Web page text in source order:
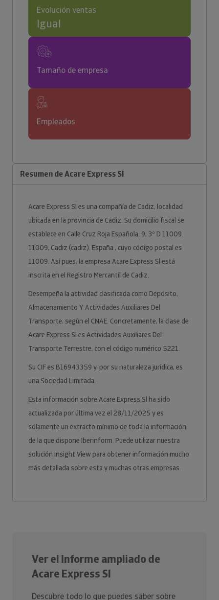
Evolución ventas
Igual
Tamaño de empresa
Empleados
Resumen de Acare Express Sl
Acare Express Sl es una compañía de Cadiz, localidad
ubicada en la provincia de Cadiz. Su domicilio fiscal se
establece en Calle Cruz Roja Española, 9, 3º D 11009.
11009, Cadiz (cadiz). España., cuyo código postal es
11009. Así pues, la empresa Acare Express Sl está
inscrita en el Registro Mercantil de Cadiz.
Desempeña la actividad clasificada como Depósito,
Almacenamiento Y Actividades Auxiliares Del
Transporte, según el CNAE. Concretamente, la clase de
Acare Express Sl es Actividades Auxiliares Del
Transporte Terrestre, con el código numérico 5221.
Su CIF es B16943359 y, por su naturaleza jurídica, es
una Sociedad Limitada.
Esta información sobre Acare Express Sl ha sido
actualizada por última vez el 28/11/2025 y es
sólamente un extracto mínimo de toda la información
de la que dispone Iberinform. Puede utilizar nuestra
solución Insight View para obtener información mucho
más detallada sobre esta y muchas otras empresas.
Ver el Informe ampliado de
Acare Express Sl
Descubre todo lo que puedes saber sobre